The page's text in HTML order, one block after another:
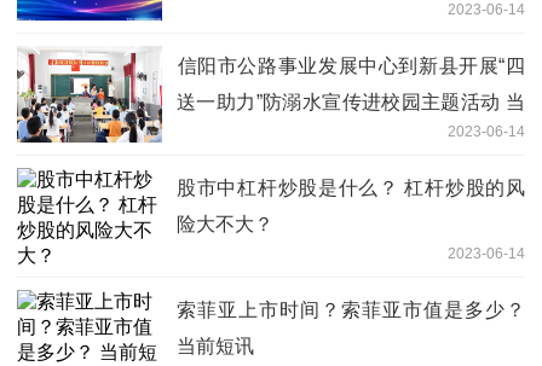
2023-06-14
​信阳市公路事业发展中心到新县开展“四
送一助力”防溺水宣传进校园主题活动 当
2023-06-14
股市中杠杆炒股是什么？ 杠杆炒股的风
险大不大？
2023-06-14
索菲亚上市时间？索菲亚市值是多少？
当前短讯